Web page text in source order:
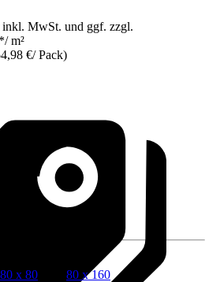
MwSt. und ggf. zzgl.
*/ m²
€/ Pack)
80 x 80
80 x 160